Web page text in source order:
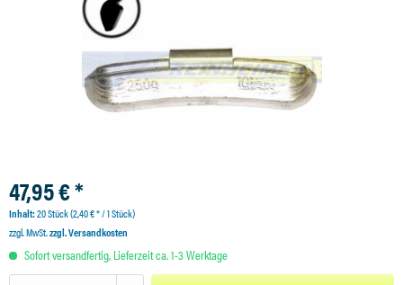
47,95 € *
Inhalt:20 Stück (2,40 € * / 1 Stück)
zzgl. MwSt.zzgl. Versandkosten
Sofort versandfertig, Lieferzeit ca. 1-3 Werktage